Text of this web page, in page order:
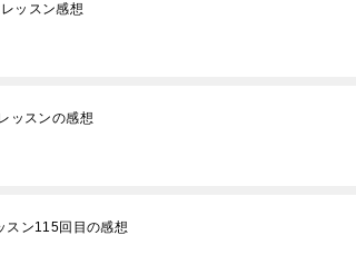
ッスン感想
ッスンの感想
スン115回目の感想